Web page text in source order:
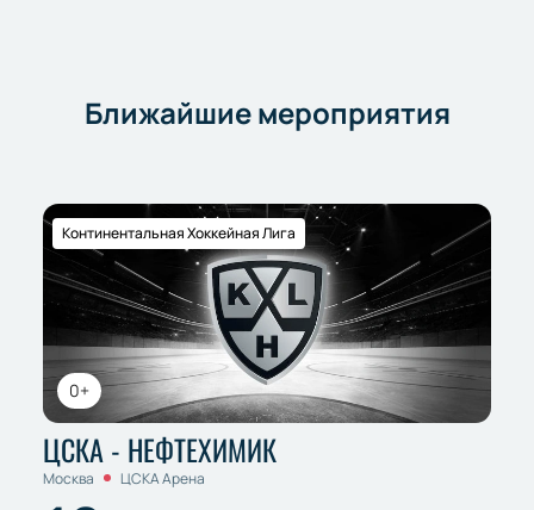
Ближайшие мероприятия
0+
Континентальная Хоккейная Лига
ЦСКА - НЕФТЕХИМИК
Москва ЦСКА Арена